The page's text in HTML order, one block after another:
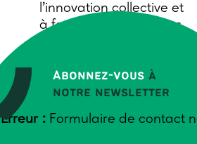
Abonnez-vous à
notre newsletter
Erreur : Formulaire de contact
l’innovation collective et
à faciliter les transitions
et changement
climatique, relations
humaines,
relocalisation de